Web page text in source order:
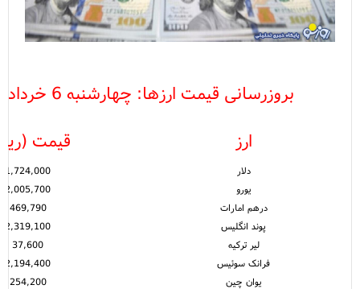
بروزرسانی قیمت ارزها: چهارشنبه 6 خرداد - 08:00
ارز
قیمت
دلار
1,724,000
یورو
2,005,700
درهم امارات
469,790
پوند انگلیس
2,319,100
لیر ترکیه
37,600
فرانک سوئیس
2,194,400
یوان چین
254,200